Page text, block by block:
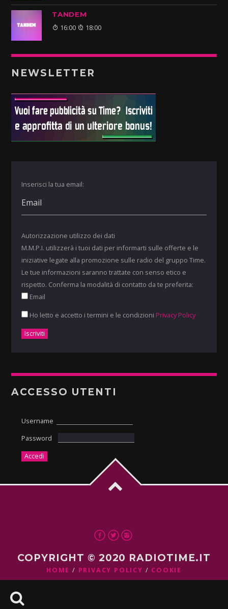
TANDEM
16:00 18:00
NEWSLETTER
Inserisci la tua email:
Autorizzazione utilizzo dei dati
M.M.P.I. utilizzerà i tuoi dati per informarti sulle offerte e le
iniziative legate alla promozione sulle radio del gruppo Time.
Le tue informazioni saranno trattate con senso etico e
rispetto. Conferma la modalità di contatto da te preferita:
Email
Ho letto e accetto i termini e le condizioni Privacy Policy
ACCESSO UTENTI
Username
Password
COPYRIGHT © 2020 RADIOTIME.IT
HOME PRIVACY POLICY COOKIE